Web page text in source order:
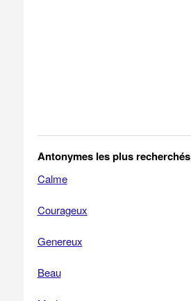
Antonymes les plus recherchés
Calme
Courageux
Genereux
Beau